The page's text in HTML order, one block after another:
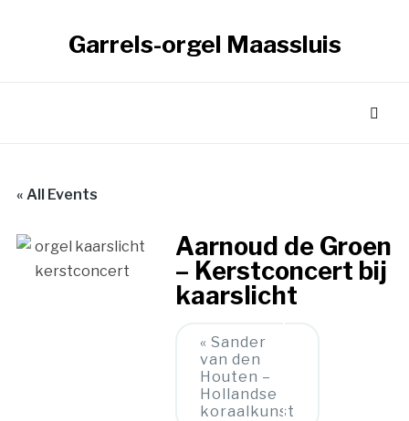
Garrels-orgel Maassluis
« All Events
Aarnoud de Groen
– Kerstconcert bij
kaarslicht
Event
Navigation
« Sander
van den
Houten –
Hollandse
koraalkunst